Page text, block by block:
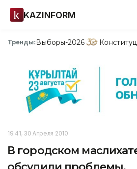
KAZINFORM
Тренды:Выборы-2026
19:41, 30 Апреля 2010
В городском